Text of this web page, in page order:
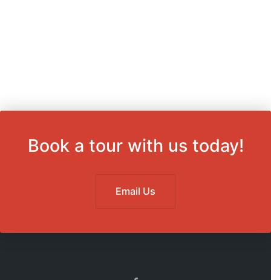
Book a tour with us today!
Email Us